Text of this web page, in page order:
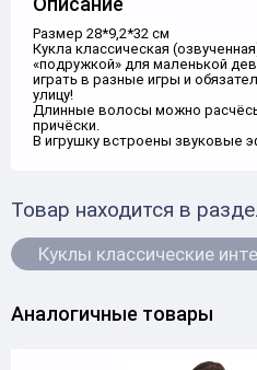
Размер 28*9,2*32 см
Кукла классическая
«подружкой» для маленькой
играть в разные игры и
улицу!
Длинные волосы можно
причёски.
В игрушку встроены звуковые
Товар находится в
Куклы классические
Аналогичные товары